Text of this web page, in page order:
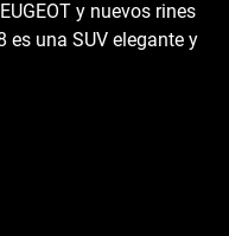
y nuevos rines
es una SUV elegante y